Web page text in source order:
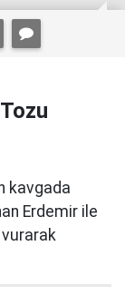
kavgada
Erdemir ile